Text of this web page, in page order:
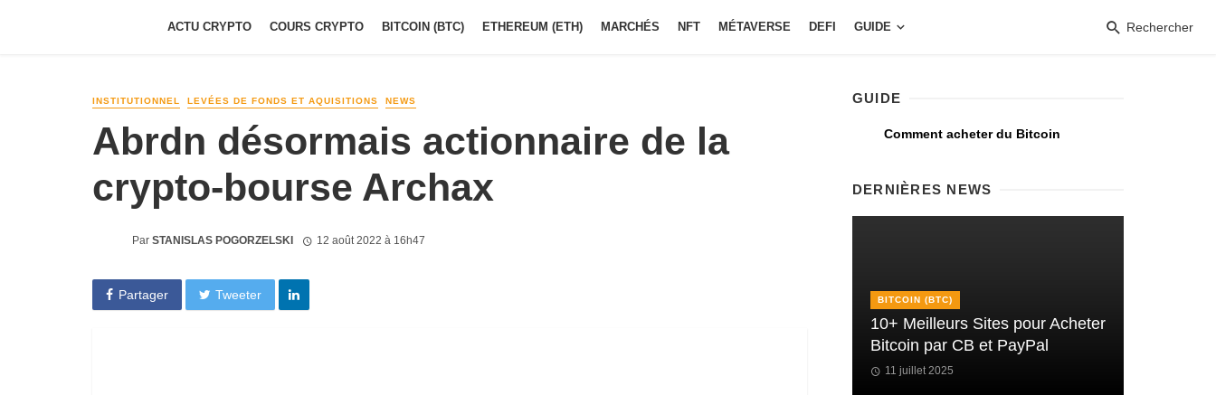
ACTU CRYPTO COURS CRYPTO BITCOIN (BTC) ETHEREUM (ETH) MARCHÉS NFT MÉTAVERSE DEFI GUIDE Rechercher
INSTITUTIONNEL LEVÉES DE FONDS ET AQUISITIONS NEWS
Abrdn désormais actionnaire de la
crypto-bourse Archax
Par STANISLAS POGORZELSKI 12 août 2022 à 16h47
Partager Tweeter
GUIDE
Comment acheter du Bitcoin
DERNIÈRES NEWS
BITCOIN (BTC)
10+ Meilleurs Sites pour Acheter
Bitcoin par CB et PayPal
11 juillet 2025